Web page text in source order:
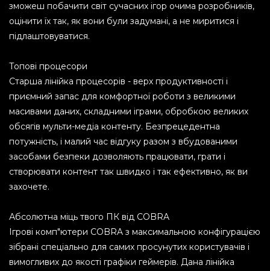
зможеш побачити світ сучасних ігор очима розробників,
оцінити їх так, як вони були задумані, а не миритися і
підлаштовуватися.
Топові процесори
Старша лінійка процесорів - верх продуктивності і
приємний запас для комфортної роботи з великими
масивами даних, складними іграми, обробкою великих
обсягів мульти-медіа контенту. Безпрецедентна
потужність, і малий час відгуку разом з вбудованими
засобами безпеки дозволяють працювати, грати і
створювати контент так швидко і так ефективно, як ви
захочете.
Абсолютна міць твого ПК від COBRA
Ігрові комп"ютери COBRA з максимальною конфігурацією
зібрані спеціально для самих просунутих користувачів і
вимогливих до якості графіки геймерів. Дана лінійка